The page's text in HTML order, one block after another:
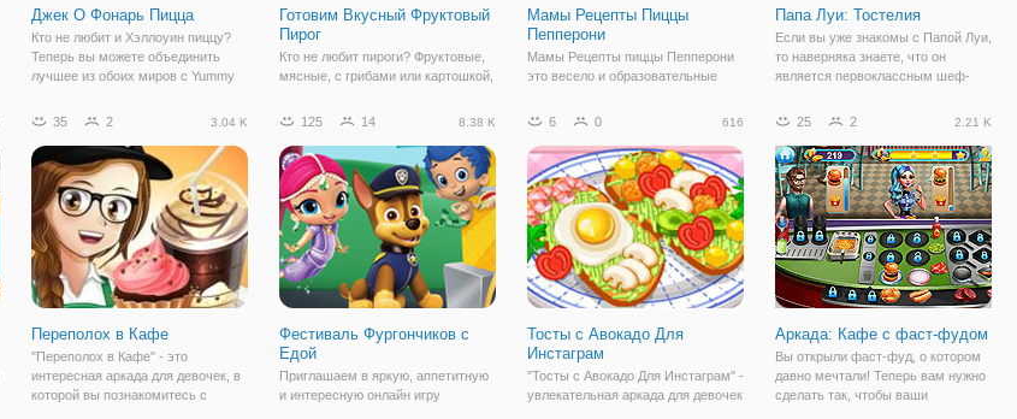
Джек O Фонарь Пицца
Кто не любит и Хэллоуин пиццу?
Теперь вы можете объединить
лучшее из обоих миров с Yummy
приготовить это праздничное
ваши мама или папа и опробовать
рецепт в
Готовим Вкусный Фруктовый
Пирог
Кто не любит пироги? Фруктовые,
мясные, с грибами или картошкой,
неповторимый вкус. Если вам
один из рецептов сладкого пирога,
то присоединяйтесь в игру
"Готовим Вкусный
Мамы Рецепты Пиццы
Пепперони
Мамы Рецепты пиццы Пепперони
это весело и образовательные
пиццу Пепперони! Начала делать
разогрейте духовку до 214 Ф.
добавьте воду, соль и дрожжи в
мерный
Папа Луи: Тостелия
Если вы уже знакомы с Папой Луи,
то наверняка знаете, что он
является первоклассным шеф-
открывает все новые и новые
Луи: Тостелия" - это онлайн
аркада, которая
35 2 3.04 K
Переполох в Кафе
"Переполох в Кафе" - это
интересная аркада для девочек, в
которой вы познакомитесь с
125 14 8.38 K
Фестиваль Фургончиков с
Едой
Приглашаем в яркую, аппетитную
и интересную онлайн игру
6 0 616
Тосты с Авокадо Для
Инстаграм
"Тосты с Авокадо Для Инстаграм" -
увлекательная аркада для девочек
25 2 2.21 K
Аркада: Кафе с фаст-фудом
Вы открыли фаст-фуд, о котором
давно мечтали! Теперь вам нужно
сделать так, чтобы ваши